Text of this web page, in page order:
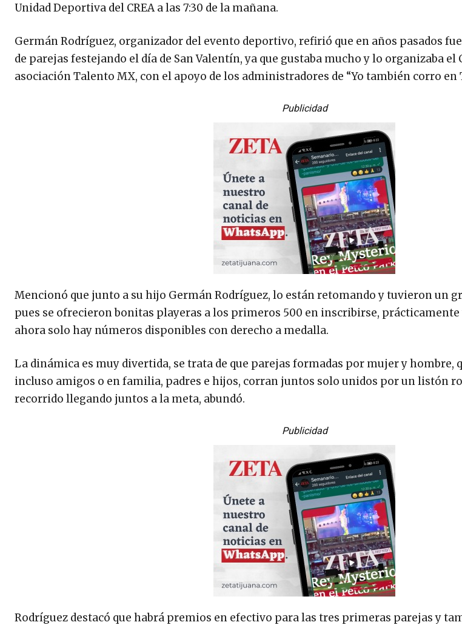
Unidad Deportiva del CREA a las 7:30 de la mañana.
Germán Rodríguez, organizador del evento deportivo, refirió que en años pasados
de parejas festejando el día de San Valentín, ya que gustaba mucho y lo organizaba el
asociación Talento MX, con el apoyo de los administradores de “Yo también corro en
Publicidad
Mencionó que junto a su hijo Germán Rodríguez, lo están retomando y tuvieron un
pues se ofrecieron bonitas playeras a los primeros 500 en inscribirse,
ahora solo hay números disponibles con derecho a medalla.
La dinámica es muy divertida, se trata de que parejas formadas por mujer y hombre,
incluso amigos o en familia, padres e hijos, corran juntos solo unidos por un listón
recorrido llegando juntos a la meta, abundó.
Publicidad
Rodríguez destacó que habrá premios en efectivo para las tres primeras parejas y